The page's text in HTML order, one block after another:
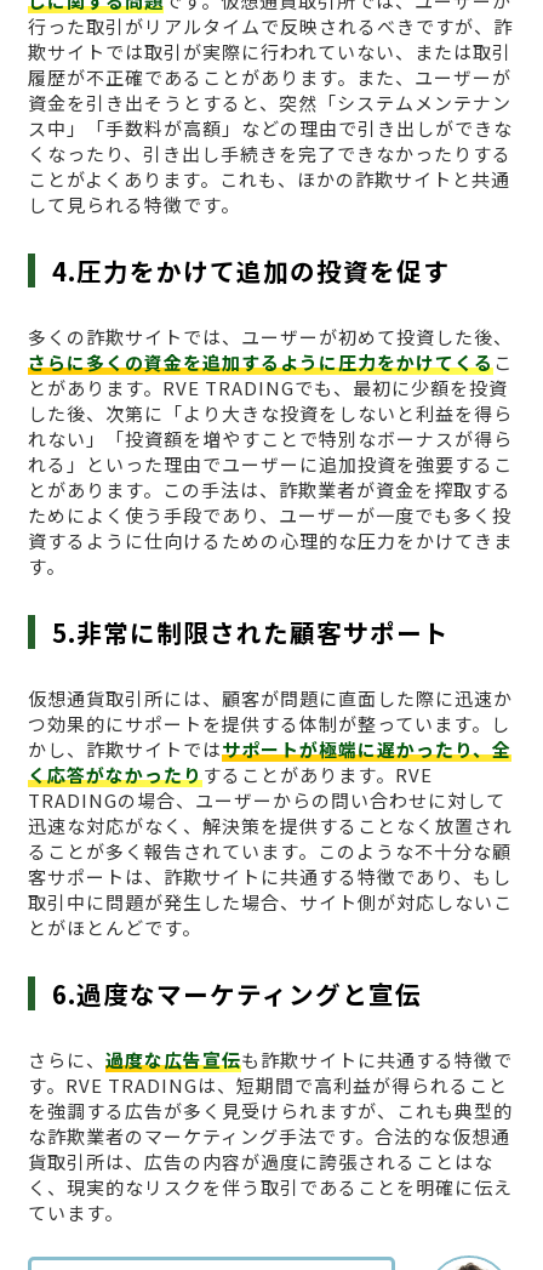
行った取引がリアルタイムで反映されるべきですが、詐
欺サイトでは取引が実際に行われていない、または取引
履歴が不正確であることがあります。また、ユーザーが
資金を引き出そうとすると、突然「システムメンテナン
ス中」「手数料が高額」などの理由で引き出しができな
くなったり、引き出し手続きを完了できなかったりする
ことがよくあります。これも、ほかの詐欺サイトと共通
して見られる特徴です。
4.圧力をかけて追加の投資を促す
多くの詐欺サイトでは、ユーザーが初めて投資した後、
さらに多くの資金を追加するように圧力をかけてくるこ
とがあります。RVE TRADINGでも、最初に少額を投資
した後、次第に「より大きな投資をしないと利益を得ら
れない」「投資額を増やすことで特別なボーナスが得ら
れる」といった理由でユーザーに追加投資を強要するこ
とがあります。この手法は、詐欺業者が資金を搾取する
ためによく使う手段であり、ユーザーが一度でも多く投
資するように仕向けるための心理的な圧力をかけてきま
す。
5.非常に制限された顧客サポート
仮想通貨取引所には、顧客が問題に直面した際に迅速か
つ効果的にサポートを提供する体制が整っています。し
かし、詐欺サイトではサポートが極端に遅かったり、全
く応答がなかったりすることがあります。RVE
TRADINGの場合、ユーザーからの問い合わせに対して
迅速な対応がなく、解決策を提供することなく放置され
ることが多く報告されています。このような不十分な顧
客サポートは、詐欺サイトに共通する特徴であり、もし
取引中に問題が発生した場合、サイト側が対応しないこ
とがほとんどです。
6.過度なマーケティングと宣伝
さらに、 過度な広告宣伝も詐欺サイトに共通する特徴で
す。RVE TRADINGは、短期間で高利益が得られること
を強調する広告が多く見受けられますが、これも典型的
な詐欺業者のマーケティング手法です。合法的な仮想通
貨取引所は、広告の内容が過度に誇張されることはな
く、現実的なリスクを伴う取引であることを明確に伝え
ています。